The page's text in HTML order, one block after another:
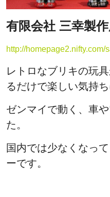
有限会社 三幸製
http://
レトロなブリキの玩
るだけで楽しい気持ち
ゼンマイで動く、車
た。
国内では少なくなっ
ーです。